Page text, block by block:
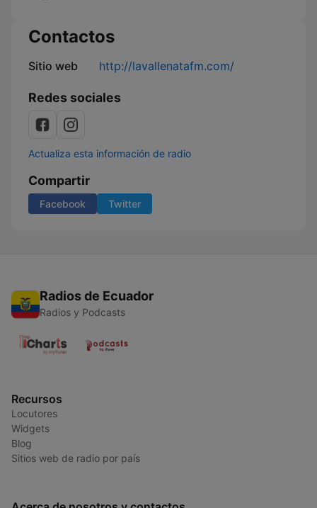
Contactos
Sitio web http://lavallenatafm.com/
Redes sociales
Actualiza esta información de radio
Compartir
Facebook Twitter
Radios de Ecuador
Radios y Podcasts
Recursos
Locutores
Widgets
Blog
Sitios web de radio por país